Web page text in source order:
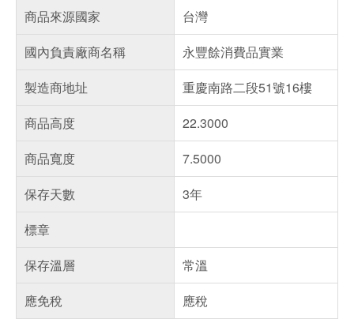
商品來源國家
台灣
國內負責廠商名稱
永豐餘消費品實業
製造商地址
重慶南路二段51號16樓
商品高度
22.3000
商品寬度
7.5000
保存天數
3年
標章
保存溫層
常溫
應免稅
應稅